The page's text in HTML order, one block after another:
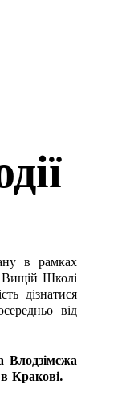
в рамках
Вищій Школі
дізнатися
від
Влодзімєжа
Кракові.